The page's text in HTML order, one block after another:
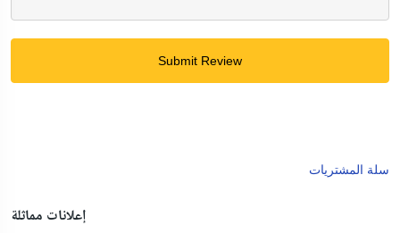
Submit Review
سلة المشتريات
إعلانات مماثلة